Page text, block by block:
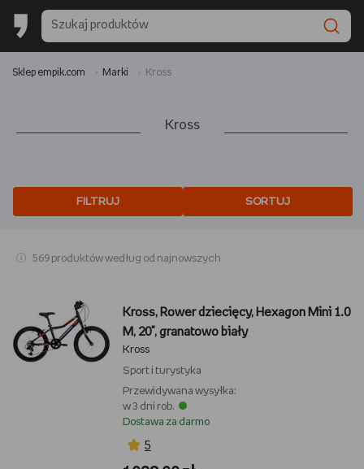
Sklep empik.com Marki Kross
Kross
FILTRUJ SORTUJ
569 produktów według od najnowszych
Kross, Rower dziecięcy, Hexagon Mini 1.0
M, 20", granatowo biały
Kross
Sport i turystyka
Przewidywana wysyłka:
w 3 dni rob.
Dostawa za darmo
5